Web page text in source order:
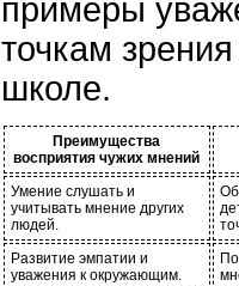
примеры
точкам
школе.
Преимущества
восприятия чужих мнений
Умение слушать и
учитывать мнение других
людей.
Развитие эмпатии и
уважения к окружающим.